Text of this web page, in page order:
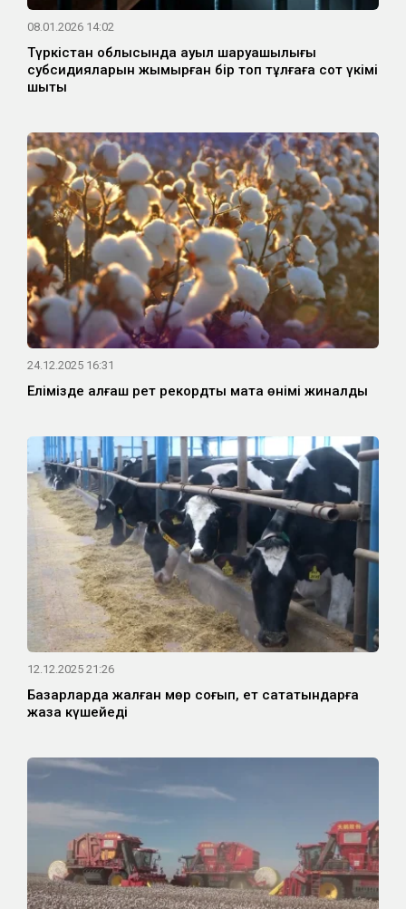
08.01.2026 14:02
Түркістан облысында ауыл шаруашылығы
субсидияларын жымқырған бір топ тұлғаға сот үкімі
шықты
24.12.2025 16:31
Елімізде алғаш рет рекордтық мақта өнімі жиналды
12.12.2025 21:26
Базарларда жалған мөр соғып, ет сататындарға
жаза күшейеді